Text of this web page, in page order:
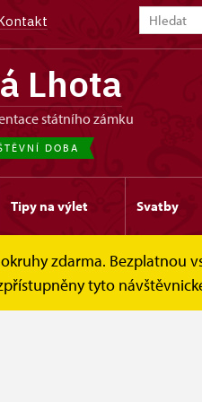
Lhota
státního zámku
DOBA
Tipy na výlet Svatby
zdarma. Bezplatnou
tyto